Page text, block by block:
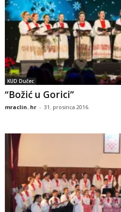
KUD Dučec
“Božić u Gorici”
mraclin. hr - 31. prosinca 2016.